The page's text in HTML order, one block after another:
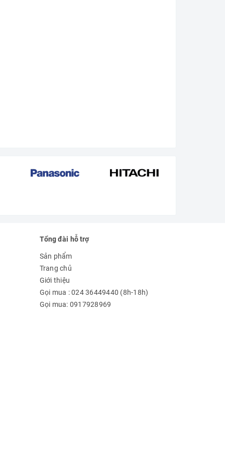
Tổng đài hỗ trợ
Sản phẩm
Trang chủ
Giới thiệu
Gọi mua : 024 36449440 (8h-18h)
Gọi mua: 0917928969